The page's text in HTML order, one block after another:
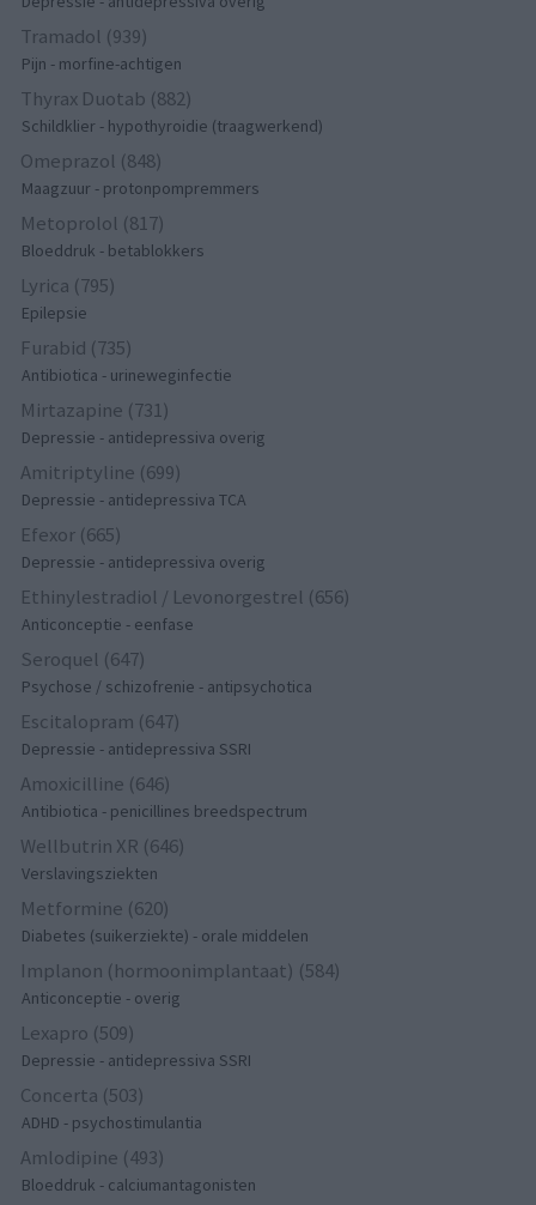
Tramadol (939)
Pijn - morfine-achtigen
Thyrax Duotab (882)
Schildklier - hypothyroidie (traagwerkend)
Omeprazol (848)
Maagzuur - protonpompremmers
Metoprolol (817)
Bloeddruk - betablokkers
Lyrica (795)
Epilepsie
Furabid (735)
Antibiotica - urineweginfectie
Mirtazapine (731)
Depressie - antidepressiva overig
Amitriptyline (699)
Depressie - antidepressiva TCA
Efexor (665)
Depressie - antidepressiva overig
Ethinylestradiol / Levonorgestrel (656)
Anticonceptie - eenfase
Seroquel (647)
Psychose / schizofrenie - antipsychotica
Escitalopram (647)
Depressie - antidepressiva SSRI
Amoxicilline (646)
Antibiotica - penicillines breedspectrum
Wellbutrin XR (646)
Verslavingsziekten
Metformine (620)
Diabetes (suikerziekte) - orale middelen
Implanon (hormoonimplantaat) (584)
Anticonceptie - overig
Lexapro (509)
Depressie - antidepressiva SSRI
Concerta (503)
ADHD - psychostimulantia
Amlodipine (493)
Bloeddruk - calciumantagonisten